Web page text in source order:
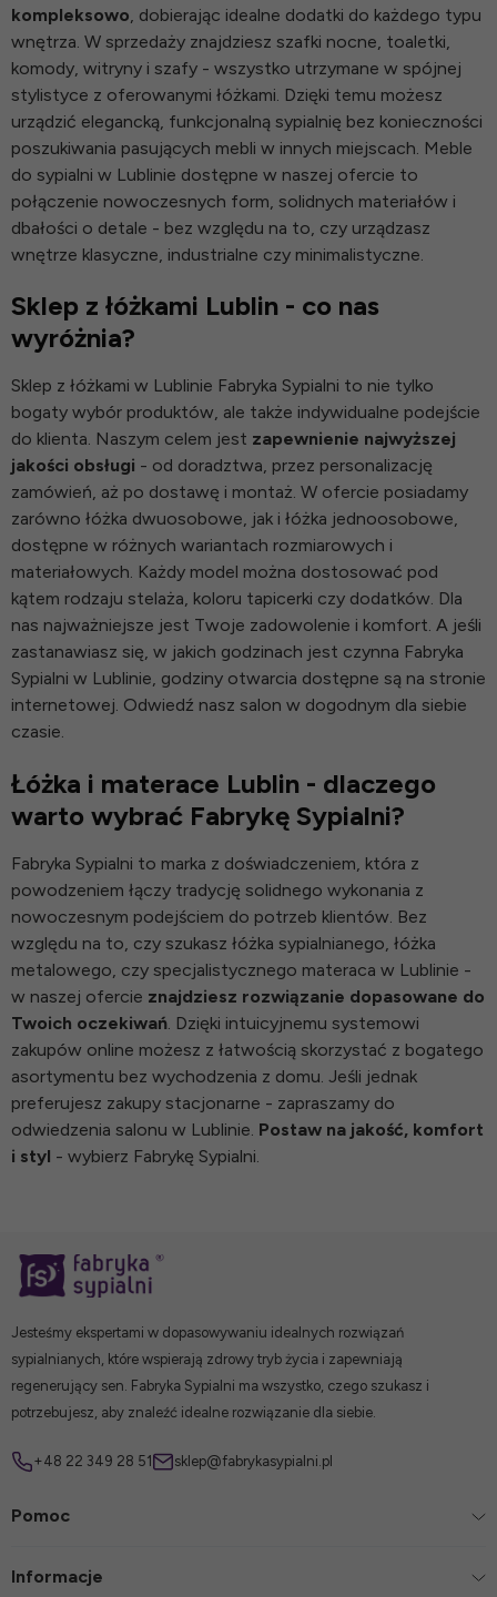
kompleksowo , dobierając idealne dodatki do każdego typu
wnętrza. W sprzedaży znajdziesz szafki nocne, toaletki,
komody, witryny i szafy - wszystko utrzymane w spójnej
stylistyce z oferowanymi łóżkami. Dzięki temu możesz
urządzić elegancką, funkcjonalną sypialnię bez konieczności
poszukiwania pasujących mebli w innych miejscach. Meble
do sypialni w Lublinie dostępne w naszej ofercie to
połączenie nowoczesnych form, solidnych materiałów i
dbałości o detale - bez względu na to, czy urządzasz
wnętrze klasyczne, industrialne czy minimalistyczne.
Sklep z łóżkami Lublin - co nas
wyróżnia?
Sklep z łóżkami w Lublinie Fabryka Sypialni to nie tylko
bogaty wybór produktów, ale także indywidualne podejście
do klienta. Naszym celem jest zapewnienie najwyższej
jakości obsługi - od doradztwa, przez personalizację
zamówień, aż po dostawę i montaż. W ofercie posiadamy
zarówno łóżka dwuosobowe, jak i łóżka jednoosobowe,
dostępne w różnych wariantach rozmiarowych i
materiałowych. Każdy model można dostosować pod
kątem rodzaju stelaża, koloru tapicerki czy dodatków. Dla
nas najważniejsze jest Twoje zadowolenie i komfort. A jeśli
zastanawiasz się, w jakich godzinach jest czynna Fabryka
Sypialni w Lublinie, godziny otwarcia dostępne są na stronie
internetowej. Odwiedź nasz salon w dogodnym dla siebie
czasie.
Łóżka i materace Lublin - dlaczego
warto wybrać Fabrykę Sypialni?
Fabryka Sypialni to marka z doświadczeniem, która z
powodzeniem łączy tradycję solidnego wykonania z
nowoczesnym podejściem do potrzeb klientów. Bez
względu na to, czy szukasz łóżka sypialnianego, łóżka
metalowego, czy specjalistycznego materaca w Lublinie -
w naszej ofercie znajdziesz rozwiązanie dopasowane do
Twoich oczekiwań. Dzięki intuicyjnemu systemowi
zakupów online możesz z łatwością skorzystać z bogatego
asortymentu bez wychodzenia z domu. Jeśli jednak
preferujesz zakupy stacjonarne - zapraszamy do
odwiedzenia salonu w Lublinie. Postaw na jakość, komfort
i styl - wybierz Fabrykę Sypialni.
Jesteśmy ekspertami w dopasowywaniu idealnych rozwiązań
sypialnianych, które wspierają zdrowy tryb życia i zapewniają
regenerujący sen. Fabryka Sypialni ma wszystko, czego szukasz i
potrzebujesz, aby znaleźć idealne rozwiązanie dla siebie.
+48 22 349 28 51 sklep@fabrykasypialni.pl
Pomoc
Informacje